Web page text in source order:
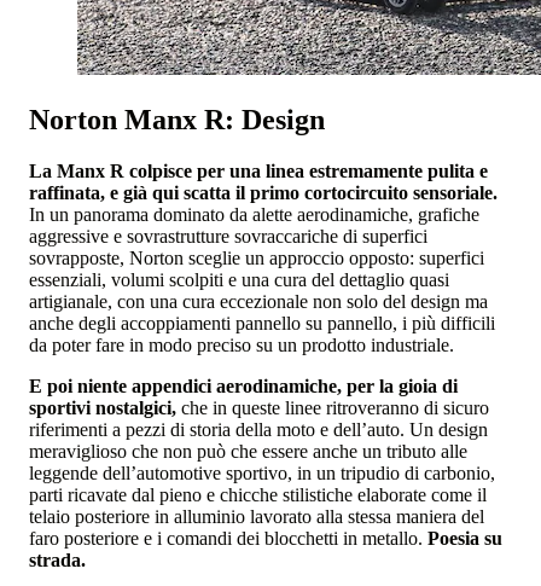
Norton Manx R: Design
La Manx R colpisce per una linea estremamente pulita e
raffinata, e già qui scatta il primo cortocircuito sensoriale.
In un panorama dominato da alette aerodinamiche, grafiche
aggressive e sovrastrutture sovraccariche di superfici
sovrapposte, Norton sceglie un approccio opposto: superfici
essenziali, volumi scolpiti e una cura del dettaglio quasi
artigianale, con una cura eccezionale non solo del design ma
anche degli accoppiamenti pannello su pannello, i più difficili
da poter fare in modo preciso su un prodotto industriale.
E poi niente appendici aerodinamiche, per la gioia di
sportivi nostalgici, che in queste linee ritroveranno di sicuro
riferimenti a pezzi di storia della moto e dell’auto. Un design
meraviglioso che non può che essere anche un tributo alle
leggende dell’automotive sportivo, in un tripudio di carbonio,
parti ricavate dal pieno e chicche stilistiche elaborate come il
telaio posteriore in alluminio lavorato alla stessa maniera del
faro posteriore e i comandi dei blocchetti in metallo. Poesia su
strada.